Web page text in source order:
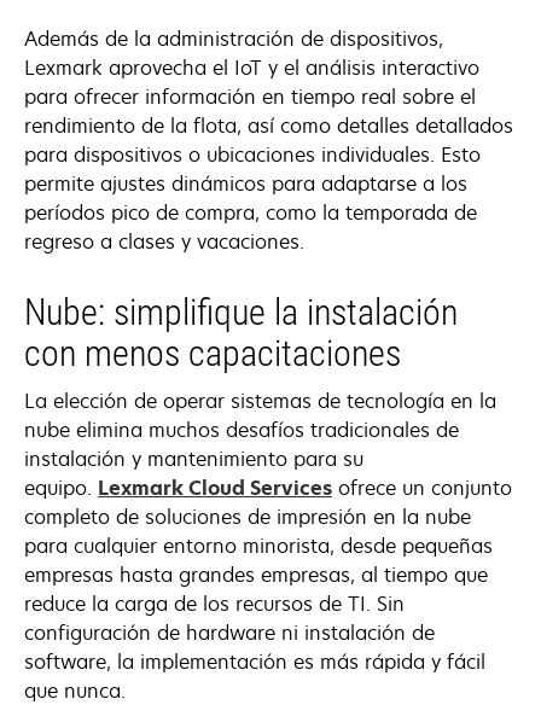
Además de la administración de dispositivos,
Lexmark aprovecha el IoT y el análisis interactivo
para ofrecer información en tiempo real sobre el
rendimiento de la flota, así como detalles detallados
para dispositivos o ubicaciones individuales. Esto
permite ajustes dinámicos para adaptarse a los
períodos pico de compra, como la temporada de
regreso a clases y vacaciones.
Nube: simplifique la instalación
con menos capacitaciones
La elección de operar sistemas de tecnología en la
nube elimina muchos desafíos tradicionales de
instalación y mantenimiento para su
equipo. Lexmark Cloud Services ofrece un conjunto
completo de soluciones de impresión en la nube
para cualquier entorno minorista, desde pequeñas
empresas hasta grandes empresas, al tiempo que
reduce la carga de los recursos de TI. Sin
configuración de hardware ni instalación de
software, la implementación es más rápida y fácil
que nunca.